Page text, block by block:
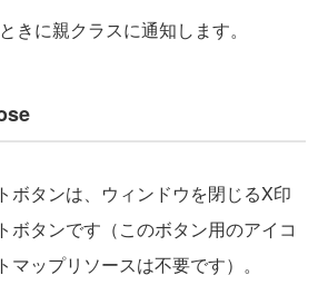
きに親クラスに通知します。
ボタンは、ウィンドウを閉じるX印
ボタンです（このボタン用のアイコ
マップリソースは不要です）。